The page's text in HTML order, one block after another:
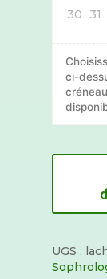
30 31
ci-
quantité
lâcher
(50
min)
UGS :